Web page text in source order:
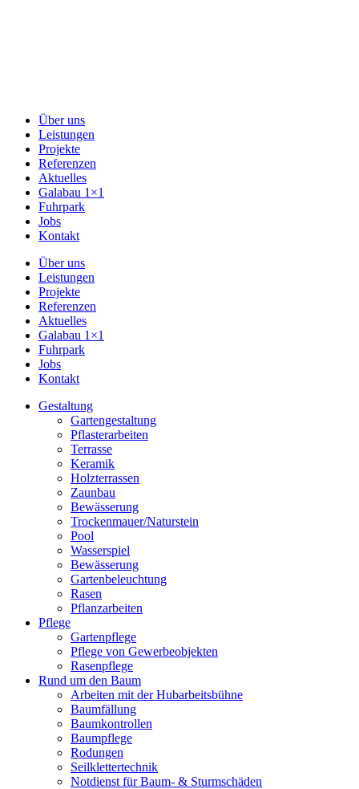
Über uns
Leistungen
Projekte
Referenzen
Aktuelles
Galabau 1×1
Fuhrpark
Jobs
Kontakt
Über uns
Leistungen
Projekte
Referenzen
Aktuelles
Galabau 1×1
Fuhrpark
Jobs
Kontakt
Gestaltung
Gartengestaltung
Pflasterarbeiten
Terrasse
Keramik
Holzterrassen
Zaunbau
Bewässerung
Trockenmauer/Naturstein
Pool
Wasserspiel
Bewässerung
Gartenbeleuchtung
Rasen
Pflanzarbeiten
Pflege
Gartenpflege
Pflege von Gewerbeobjekten
Rasenpflege
Rund um den Baum
Arbeiten mit der Hubarbeitsbühne
Baumfällung
Baumkontrollen
Baumpflege
Rodungen
Seilklettertechnik
Notdienst für Baum- & Sturmschäden